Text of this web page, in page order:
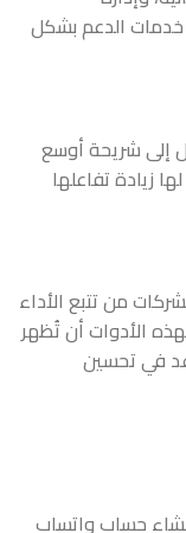
خدمات الدعم بشكل
إلى شريحة أوسع
زيادة تفاعلها
من تتبع الأداء
الأدوات أن تُظهر
في تحسين
حساب واتساب